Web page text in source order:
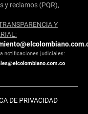
y reclamos (PQR),
Y
notificaciones judiciales:
DE PRIVACIDAD